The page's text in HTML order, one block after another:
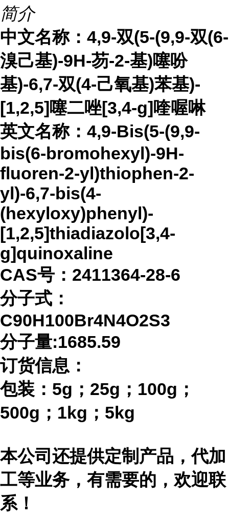
简介
中文名称： 4,9-双(5-(9,9-双(6-
溴己基)-9H-芴-2-基)噻吩
基)-6,7-双(4-己氧基)苯基)-
[1,2,5]噻二唑[3,4-g]喹喔啉
英文名称： 4,9-Bis(5-(9,9-
bis(6-bromohexyl)-9H-
fluoren-2-yl)thiophen-2-
yl)-6,7-bis(4-
(hexyloxy)phenyl)-
[1,2,5]thiadiazolo[3,4-
g]quinoxaline
CAS号：2411364-28-6
分子式：
C90H100Br4N4O2S3
分子量:1685.59
订货信息：
包装： 5g；25g；100g；
500g；1kg；5kg
本公司还提供定制产品，代加
工等业务，有需要的，欢迎联
系！